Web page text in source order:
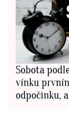
Sobota
vínku
odpočinku,